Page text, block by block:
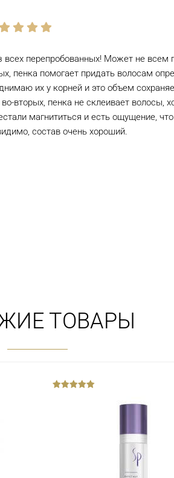
перепробованных! Может не всем
пенка помогает придать волосам
их у корней и это объем
вторых, пенка не склеивает волосы,
магнититься и есть ощущение,
состав очень хороший.
ТОВАРЫ